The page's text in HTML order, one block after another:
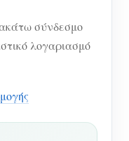
σύνδεσμο
λογαριασμό